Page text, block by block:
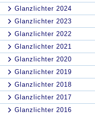
Glanzlichter 2024
Glanzlichter 2023
Glanzlichter 2022
Glanzlichter 2021
Glanzlichter 2020
Glanzlichter 2019
Glanzlichter 2018
Glanzlichter 2017
Glanzlichter 2016